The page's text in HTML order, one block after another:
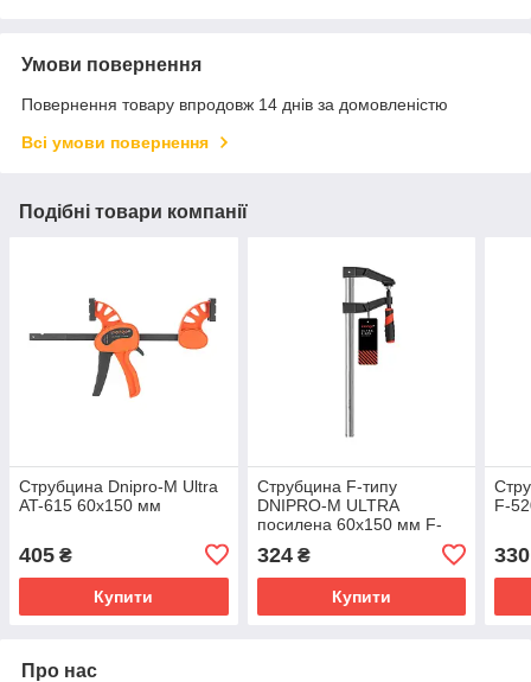
Умови повернення
Повернення товару впродовж 14 днів за домовленістю
Всі умови повернення
Подібні товари компанії
Струбцина Dnipro-M Ultra
AT-615 60х150 мм
405 ₴
Купити
Струбцина F-типу
DNIPRO-M ULTRA
посилена 60х150 мм F-
324₴
Купити
F-
330
Про нас